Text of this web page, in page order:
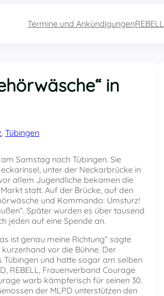
Termine und AnkündigungenREBELL
in
Tübingen
Samstag nach Tübingen. Sie
unter der Neckarbrücke in
allem Jugendliche bekamen die
statt. Auf der Brücke, auf den
und Kommando: Umsturz!
Später wurden es über tausend
jeden auf eine Spende an.
ist genau meine Richtung“ sagte
vor die Bühne. Der
und hatte sogar am selben
REBELL, Frauenverband Courage
warb kämpferisch für seinen 30.
der MLPD unterstützen den